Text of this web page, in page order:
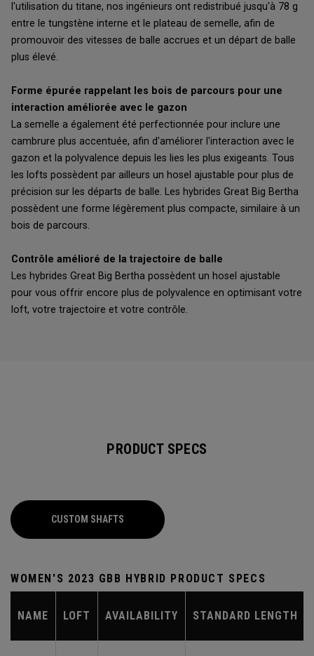
l'utilisation du titane, nos ingénieurs ont redistribué jusqu'à 78 g
entre le tungstène interne et le plateau de semelle, afin de
promouvoir des vitesses de balle accrues et un départ de balle
plus élevé.
Forme épurée rappelant les bois de parcours pour une
interaction améliorée avec le gazon
La semelle a également été perfectionnée pour inclure une
cambrure plus accentuée, afin d'améliorer l'interaction avec le
gazon et la polyvalence depuis les lies les plus exigeants. Tous
les lofts possèdent par ailleurs un hosel ajustable pour plus de
précision sur les départs de balle. Les hybrides Great Big Bertha
possèdent une forme légèrement plus compacte, similaire à un
bois de parcours.
Contrôle amélioré de la trajectoire de balle
Les hybrides Great Big Bertha possèdent un hosel ajustable
pour vous offrir encore plus de polyvalence en optimisant votre
loft, votre trajectoire et votre contrôle.
PRODUCT SPECS
CUSTOM SHAFTS
WOMEN'S 2023 GBB HYBRID PRODUCT SPECS
NAME LOFT AVAILABILITY STANDARD LENGTH